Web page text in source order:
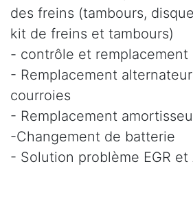
des freins (tambours,
kit de freins et tambours)
- contrôle et remplacement
- Remplacement
courroies
- Remplacement
-Changement de batterie
- Solution problème EGR et